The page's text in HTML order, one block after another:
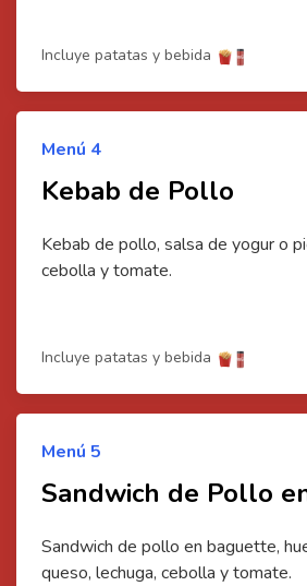
Incluye patatas y bebida
Menú 4
Kebab de Pollo
Kebab de pollo, salsa de yogur o
cebolla y tomate.
Incluye patatas y bebida
Menú 5
Sandwich de Pollo
Sandwich de pollo en baguette,
queso, lechuga, cebolla y tomate.